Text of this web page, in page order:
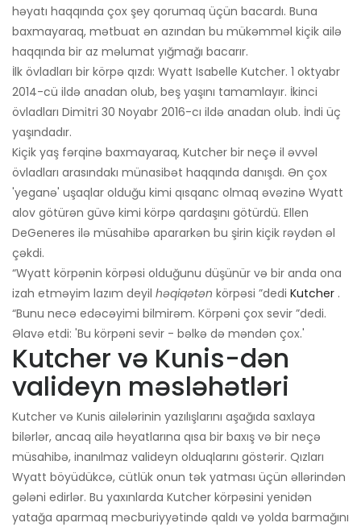
həyatı haqqında çox şey qorumaq üçün bacardı. Buna
baxmayaraq, mətbuat ən azından bu mükəmməl kiçik ailə
haqqında bir az məlumat yığmağı bacarır.
İlk övladları bir körpə qızdı: Wyatt Isabelle Kutcher. 1 oktyabr
2014-cü ildə anadan olub, beş yaşını tamamlayır. İkinci
övladları Dimitri 30 Noyabr 2016-cı ildə anadan olub. İndi üç
yaşındadır.
Kiçik yaş fərqinə baxmayaraq, Kutcher bir neçə il əvvəl
övladları arasındakı münasibət haqqında danışdı. Ən çox
'yeganə' uşaqlar olduğu kimi qısqanc olmaq əvəzinə Wyatt
alov götürən güvə kimi körpə qardaşını götürdü. Ellen
DeGeneres ilə müsahibə apararkən bu şirin kiçik rəydən əl
çəkdi.
“Wyatt körpənin körpəsi olduğunu düşünür və bir anda ona
izah etməyim lazım deyil həqiqətən körpəsi ”dedi Kutcher .
“Bunu necə edəcəyimi bilmirəm. Körpəni çox sevir ”dedi.
Əlavə etdi: 'Bu körpəni sevir - bəlkə də məndən çox.'
Kutcher və Kunis-dən
valideyn məsləhətləri
Kutcher və Kunis ailələrinin yazılışlarını aşağıda saxlaya
bilərlər, ancaq ailə həyatlarına qısa bir baxış və bir neçə
müsahibə, inanılmaz valideyn olduqlarını göstərir. Qızları
Wyatt böyüdükcə, cütlük onun tək yatması üçün əllərindən
gələni edirlər. Bu yaxınlarda Kutcher körpəsini yenidən
yatağa aparmaq məcburiyyətində qaldı və yolda barmağını